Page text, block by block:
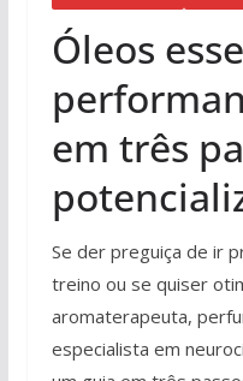
Óleos
em três
Se der preguiça de ir
treino ou se quiser
aromaterapeuta,
especialista em